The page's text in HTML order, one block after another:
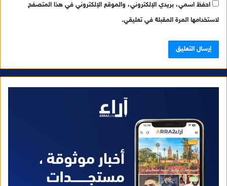
احفظ اسمي، بريدي الإلكتروني، والموقع الإلكتروني في هذا المتصفح
لاستخدامها المرة المقبلة في تعليقي.